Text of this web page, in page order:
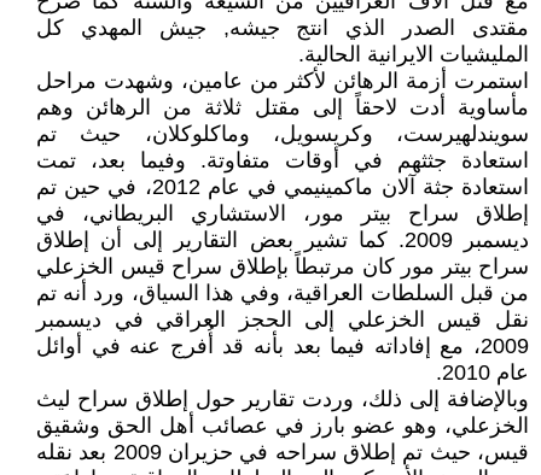
مقتدى الصدر الذي انتج جيشه, جيش المهدي كل
المليشيات الايرانية الحالية.
استمرت أزمة الرهائن لأكثر من عامين، وشهدت مراحل
مأساوية أدت لاحقاً إلى مقتل ثلاثة من الرهائن وهم
سويندلهيرست، وكريسويل، وماكلوكلان، حيث تم
استعادة جثثهم في أوقات متفاوتة. وفيما بعد، تمت
استعادة جثة آلان ماكمينيمي في عام 2012، في حين تم
إطلاق سراح بيتر مور، الاستشاري البريطاني، في
ديسمبر 2009. كما تشير بعض التقارير إلى أن إطلاق
سراح بيتر مور كان مرتبطاً بإطلاق سراح قيس الخزعلي
من قبل السلطات العراقية، وفي هذا السياق، ورد أنه تم
نقل قيس الخزعلي إلى الحجز العراقي في ديسمبر
2009، مع إفاداته فيما بعد بأنه قد أُفرج عنه في أوائل
عام 2010.
وبالإضافة إلى ذلك، وردت تقارير حول إطلاق سراح ليث
الخزعلي، وهو عضو بارز في عصائب أهل الحق وشقيق
قيس، حيث تم إطلاق سراحه في حزيران 2009 بعد نقله